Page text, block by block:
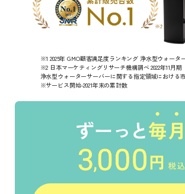
※1 2025年 GMO顧客満足度ランキング 浄水型ウォータ
※2 日本マーケティングリサーチ機構調べ 2022年11月期
浄水型ウォーターサーバーに関する指定領域における
※サービス開始-2021年末の累計数